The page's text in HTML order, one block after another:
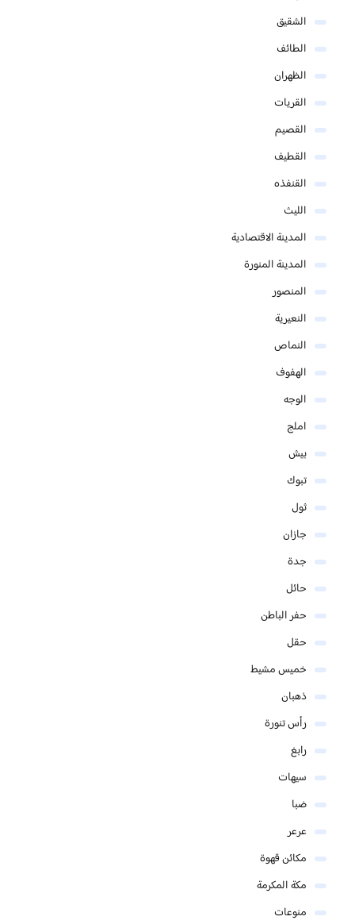
الشقيق
الطائف
الظهران
القريات
القصيم
القطيف
القنفذه
الليث
المدينة الاقتصادية
المدينة المنورة
المنصور
النعيرية
النماص
الهفوف
الوجه
املج
بيش
تبوك
ثول
جازان
جدة
حائل
حفر الباطن
حقل
خميس مشيط
ذهبان
رأس تنورة
رابغ
سيهات
ضبا
عرعر
مكائن قهوة
مكة المكرمة
منوعات